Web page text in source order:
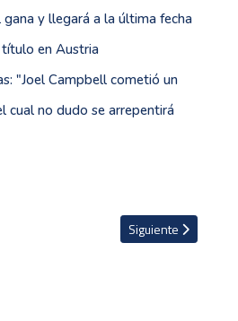
y llegará a la última fecha
en Austria
"Joel Campbell cometió un
cual no dudo se arrepentirá
de Jicaral brilla con triplete ante
Artículo siguiente:
Siguiente